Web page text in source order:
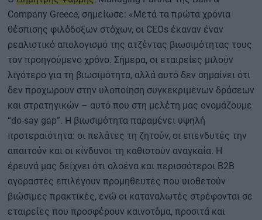
Company Greece, σημείωσε: «Μετά τα πρώτα χρόνια
θέσπισης φιλόδοξων στόχων, οι CEOs έκαναν έναν
ρεαλιστικό απολογισμό της ατζέντας βιωσιμότητας τους
τον προηγούμενο χρόνο. Σήμερα, οι εταιρείες μιλούν
λιγότερο για τη βιωσιμότητα, αλλά αυτό δεν σημαίνει ότι
δεν προχωρούν στην υλοποίηση συγκεκριμένων δράσεων
και στρατηγικών – αυτό που στη μελέτη μας ονομάζουμε
“do-say gap”. Η βιωσιμότητα παραμένει υψηλή
προτεραιότητα: οι πελάτες τη ζητούν, οι επενδυτές την
απαιτούν και οι κίνδυνοι τη καθιστούν αναγκαία. Η
έρευνά μας δείχνει ότι ολοένα και περισσότεροι B2B
αγοραστές επιλέγουν προμηθευτές που υιοθετούν
βιώσιμες πρακτικές, ενώ οι καταναλωτές στρέφονται σε
εταιρείες που προσφέρουν καινοτόμα, προσιτά και